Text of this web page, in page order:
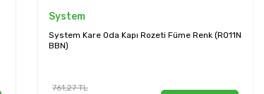
System
System Yuvarlak Oda Kapı Rozeti Nikel Saten
(RO12N NB)
708,84TL